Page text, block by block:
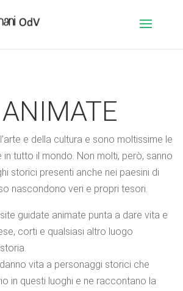
e della cultura e sono moltissime le
tutto il mondo. Non molti, però, sanno
storici presenti anche nei paesini di
nascondono veri e propri tesori.
guidate animate punta a dare vita e
corti e qualsiasi altro luogo
vita a personaggi storici che
in questi luoghi e ne raccontano la